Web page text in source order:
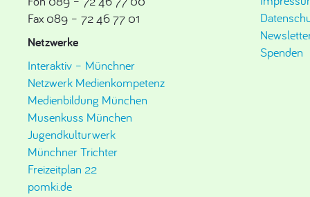
Fax 089 – 72 46 77 01
Netzwerke
Interaktiv – Münchner
Netzwerk Medienkompetenz
Medienbildung München
Musenkuss München
Jugendkulturwerk
Münchner Trichter
Freizeitplan 22
pomki.de
Spenden